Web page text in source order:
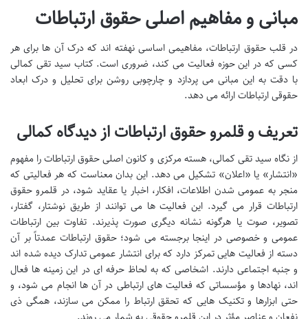
مبانی و مفاهیم اصلی حقوق ارتباطات
در قلب حقوق ارتباطات، مفاهیمی اساسی نهفته اند که درک آن ها برای هر
کسی که در این حوزه فعالیت می کند، ضروری است. کتاب سید تقی کمالی
با دقت به این مبانی می پردازد و چارچوبی روشن برای تحلیل و درک ابعاد
حقوقی ارتباطات ارائه می دهد.
تعریف و قلمرو حقوق ارتباطات از دیدگاه کمالی
از نگاه سید تقی کمالی، هسته مرکزی و کانون اصلی حقوق ارتباطات را مفهوم
«انتشار» یا «اعلان» تشکیل می دهد. این بدان معناست که هر فعالیتی که
منجر به عمومی شدن اطلاعات، افکار، اخبار یا عقاید شود، در قلمرو حقوق
ارتباطات قرار می گیرد. این فعالیت ها می توانند از طریق نوشتار، گفتار،
تصویر، صوت یا هرگونه نشانه دیگری صورت پذیرند. تفاوت بین ارتباطات
عمومی و خصوصی در اینجا برجسته می شود؛ حقوق ارتباطات عمدتاً بر آن
دسته از فعالیت هایی تمرکز دارد که برای انتشار عمومی تدارک دیده شده اند
و جنبه اجتماعی دارند. اشخاصی که به لحاظ حرفه ای در این زمینه ها فعال
اند، نهادها و مؤسساتی که فعالیت های ارتباطی در آن ها انجام می شود، و
حتی ابزارها و تکنیک هایی که تحقق ارتباط را ممکن می سازند، همگی ذی